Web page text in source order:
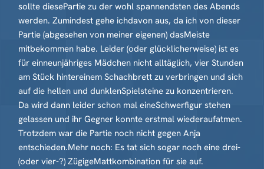
sollte diesePartie zu der wohl spannendsten des Abends
werden. Zumindest gehe ichdavon aus, da ich von dieser
Partie (abgesehen von meiner eigenen) dasMeiste
mitbekommen habe. Leider (oder glücklicherweise) ist es
für einneunjähriges Mädchen nicht alltäglich, vier Stunden
am Stück hintereinem Schachbrett zu verbringen und sich
auf die hellen und dunklenSpielsteine zu konzentrieren.
Da wird dann leider schon mal eineSchwerfigur stehen
gelassen und ihr Gegner konnte erstmal wiederaufatmen.
Trotzdem war die Partie noch nicht gegen Anja
entschieden.Mehr noch: Es tat sich sogar noch eine drei-
(oder vier-?) ZügigeMattkombination für sie auf.